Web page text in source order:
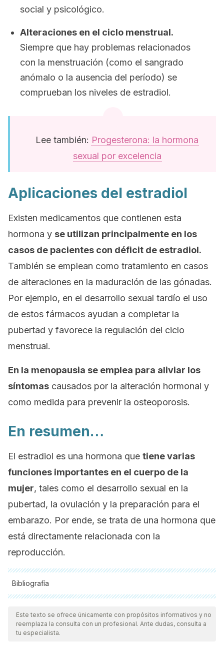
social y psicológico.
Alteraciones en el ciclo menstrual.
Siempre que hay problemas relacionados
con la menstruación (como el sangrado
anómalo o la ausencia del período) se
comprueban los niveles de estradiol.
Lee también: Progesterona: la hormona
sexual por excelencia
Aplicaciones del estradiol
Existen medicamentos que contienen esta
hormona y se utilizan principalmente en los
casos de pacientes con déficit de estradiol.
También se emplean como tratamiento en casos
de alteraciones en la maduración de las gónadas.
Por ejemplo, en el desarrollo sexual tardío el uso
de estos fármacos ayudan a completar la
pubertad y favorece la regulación del ciclo
menstrual.
En la menopausia se emplea para aliviar los
síntomas causados por la alteración hormonal y
como medida para prevenir la osteoporosis.
En resumen…
El estradiol es una hormona que tiene varias
funciones importantes en el cuerpo de la
mujer, tales como el desarrollo sexual en la
pubertad, la ovulación y la preparación para el
embarazo. Por ende, se trata de una hormona que
está directamente relacionada con la
reproducción.
Bibliografía
Todas las fuentes citadas fueron revisadas a profundidad por
nuestro equipo, para asegurar su calidad, confiabilidad,
vigencia y validez.La bibliografía de este artículo fue
Este texto se ofrece únicamente con propósitos informativos y no
reemplaza la consulta con un profesional. Ante dudas, consulta a
tu especialista.